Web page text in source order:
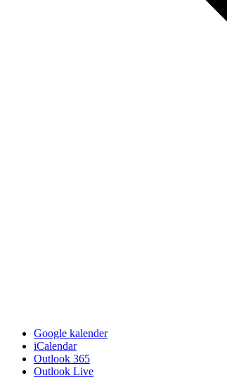
Google kalender
iCalendar
Outlook 365
Outlook Live